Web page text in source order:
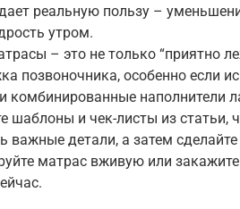
реальную пользу –
утром.
– это не только “приятно
позвоночника, особенно если
комбинированные наполнители
шаблоны и чек-листы из статьи,
важные детали, а затем
матрас вживую или